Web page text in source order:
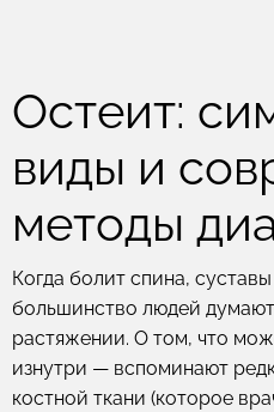
Остеит:
виды и
методы
Когда болит спина,
большинство людей
растяжении. О том, что
изнутри — вспоминают
костной ткани (которое